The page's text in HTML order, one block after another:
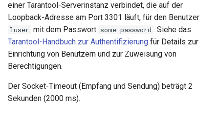
execute
f4fhds
fancyindex
fips-check
einer Tarantool-Serverinstanz verbindet, die auf der
Loopback-Adresse am Port 3301 läuft, für den Benutzer
luser mit dem Passwort some password . Siehe das
Tarantool-Handbuch zur Authentifizierung für Details zur
Einrichtung von Benutzern und zur Zuweisung von
Berechtigungen.
Der Socket-Timeout (Empfang und Sendung) beträgt 2
Sekunden (2000 ms).